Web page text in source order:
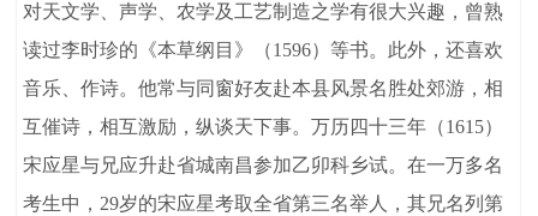
对天文学、声学、农学及工艺制造之学有很大兴趣，曾熟
读过李时珍的《本草纲目》（1596）等书。此外，还喜欢
音乐、作诗。他常与同窗好友赴本县风景名胜处郊游，相
互催诗，相互激励，纵谈天下事。万历四十三年（1615）
宋应星与兄应升赴省城南昌参加乙卯科乡试。在一万多名
考生中，29岁的宋应星考取全省第三名举人，其兄名列第